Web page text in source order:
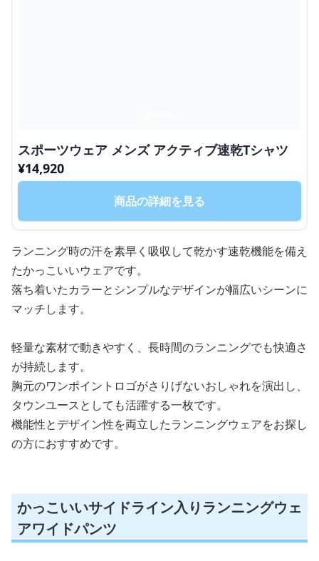
スポーツウェア メンズ アクティブ速乾Tシャツ
¥14,920
商品の詳細を見る
ランニング時の汗を素早く吸収して乾かす速乾機能を備え
たかっこいいウェアです。
落ち着いたカラーとシンプルなデザインが幅広いシーンに
マッチします。
軽量な素材で動きやすく、長時間のランニングでも快適さ
が持続します。
胸元のワンポイントロゴがさりげないおしゃれを演出し、
タウンユースとしても活躍する一枚です。
機能性とデザイン性を両立したランニングウェアをお探し
の方におすすめです。
かっこいいサイドライン入りランニングウェ
アワイドパンツ